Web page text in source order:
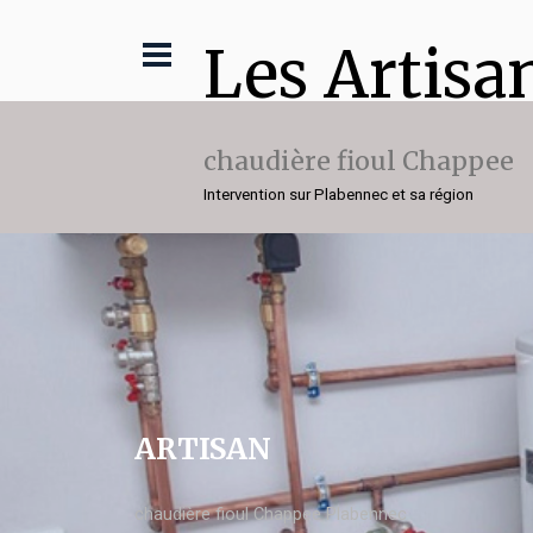
Les
chaudière fioul Chappee
Intervention sur Plabennec et sa région
ARTISAN
chaudière fioul Chappee Plabennec